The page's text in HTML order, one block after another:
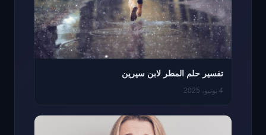
تفسير حلم المطر لابن سيرين
4 يونيو، 2025